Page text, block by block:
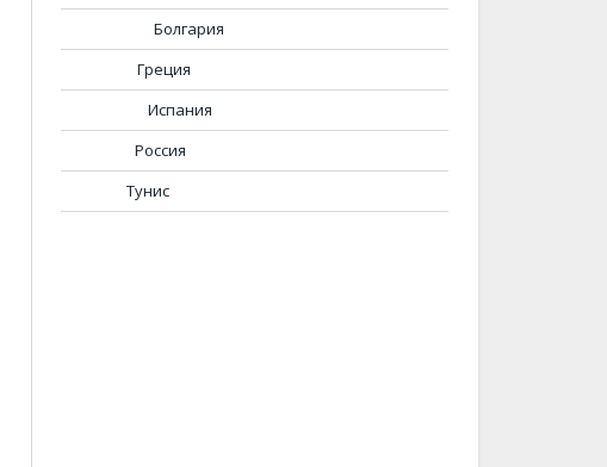
Болгария
Греция
Испания
Россия
Тунис